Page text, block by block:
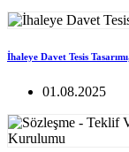
İhaleye Davet Tesis
01.08.2025